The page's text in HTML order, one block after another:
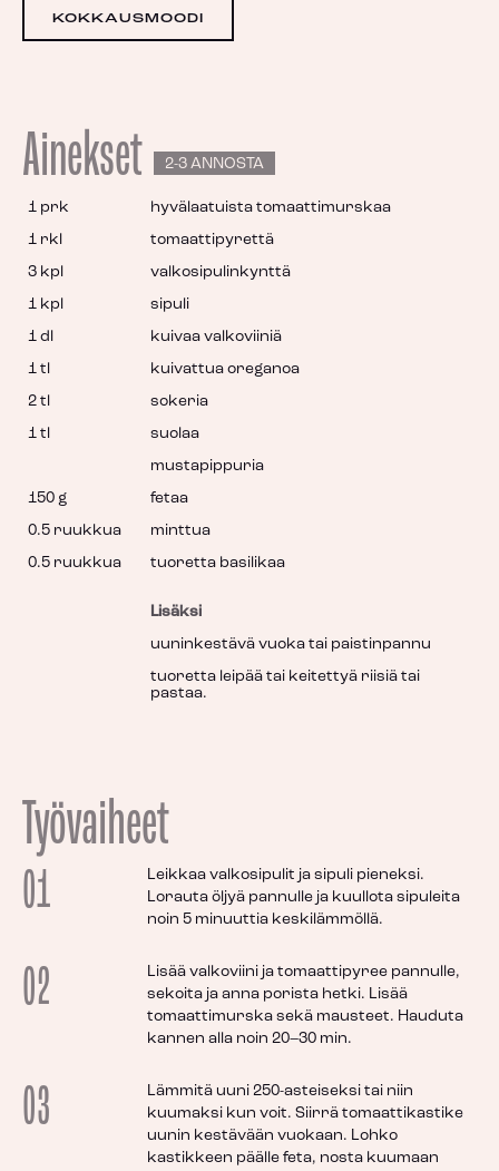
KOKKAUSMOODI
Ainekset 2-3 ANNOSTA
hyvälaatuista tomaattimurskaa
1 prk
tomaattipyrettä
1 rkl
valkosipulinkynttä
3 kpl
sipuli
1 kpl
kuivaa valkoviiniä
1 dl
kuivattua oreganoa
1 tl
sokeria
2 tl
suolaa
1 tl
mustapippuria
fetaa
150 g
minttua
0.5 ruukkua
tuoretta basilikaa
0.5 ruukkua
Lisäksi
uuninkestävä vuoka tai paistinpannu
tuoretta leipää tai keitettyä riisiä tai
pastaa.
Työvaiheet
01
Leikkaa valkosipulit ja sipuli pieneksi.
Lorauta öljyä pannulle ja kuullota sipuleita
noin 5 minuuttia keskilämmöllä.
02
Lisää valkoviini ja tomaattipyree pannulle,
sekoita ja anna porista hetki. Lisää
tomaattimurska sekä mausteet. Hauduta
kannen alla noin 20–30 min.
03
Lämmitä uuni 250-asteiseksi tai niin
kuumaksi kun voit. Siirrä tomaattikastike
uunin kestävään vuokaan. Lohko
kastikkeen päälle feta, nosta kuumaan